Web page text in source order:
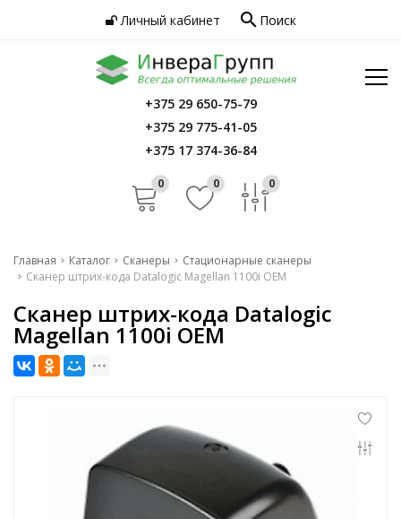
Личный кабинет search Поиск
Главная
Каталог
Услуги
Сервис
Контакты
+375 29 650-75-79
+375 29 775-41-05
+375 17 374-36-84
0 0 0
Главная Каталог Сканеры
Стационарные сканеры
Сканер штрих-кода Datalogic Magellan 1100i OEM
Сканер штрих-кода Datalogic
Magellan 1100i OEM
Услуги
Сервис
Инфо
Контакты